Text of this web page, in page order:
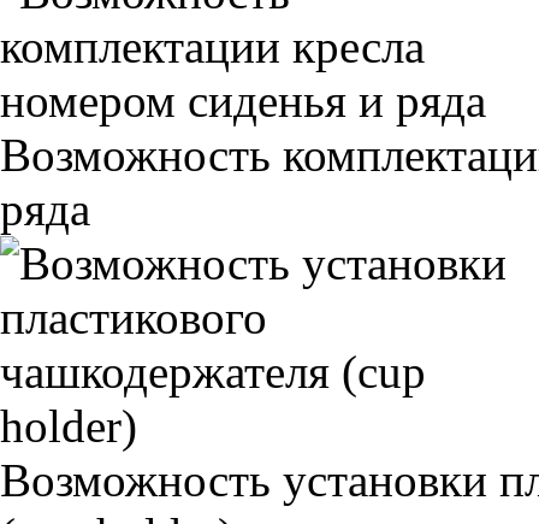
Возможность
ряда
Возможность установки